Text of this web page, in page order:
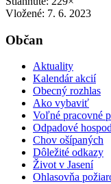
Vložené: 7. 6. 2023
Občan
Aktuality
Kalendár akcií
Obecný rozhlas
Ako vybaviť
Voľné pracovné
Odpadové
Chov ošípaných
Dôležité odkazy
Život v Jasení
Ohlasovňa